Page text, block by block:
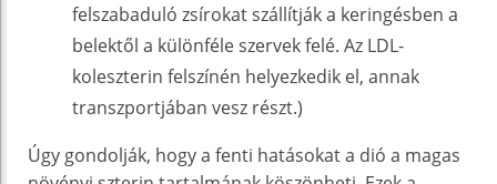
felszabaduló zsírokat szállítják a keringésben a
belektől a különféle szervek felé. Az LDL-
koleszterin felszínén helyezkedik el, annak
transzportjában vesz részt.)
Úgy gondolják, hogy a fenti hatásokat a dió a magas